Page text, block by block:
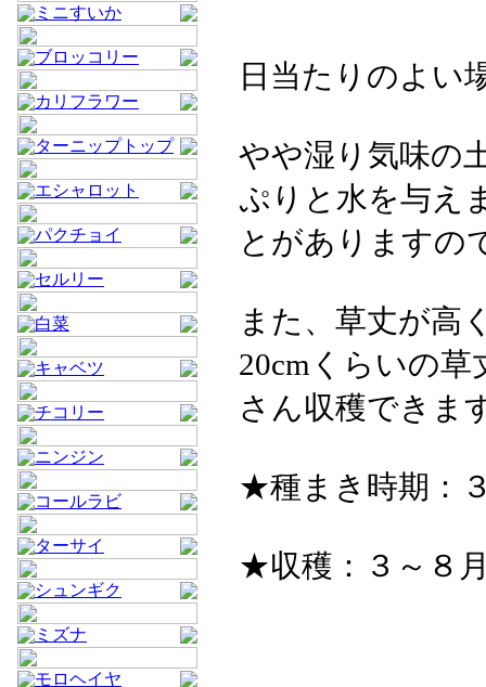
ミニすいか
ブロッコリー
カリフラワー
ターニップトップ
エシャロット
パクチョイ
セルリー
白菜
キャベツ
チコリー
ニンジン
コールラビ
ターサイ
シュンギク
ミズナ
モロヘイヤ
日当たりのよい
やや湿り気味の
ぷりと水を与え
とがありますの
また、草丈が高
20cmくらいの
さん収穫できま
★種まき時期：
★収穫：３～８